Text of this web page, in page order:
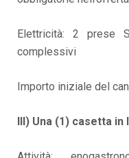
Elettricità: 2 prese
complessivi
Importo iniziale del
III) Una (1) casetta in